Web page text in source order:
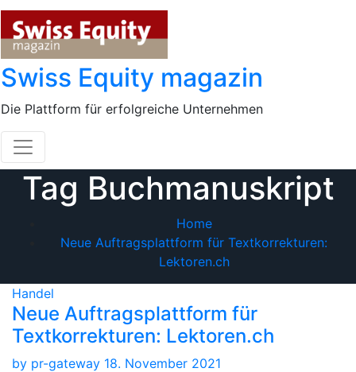
Skip
content
Swiss Equity magazin
Die Plattform für erfolgreiche Unternehmen
Tag Buchmanuskript
Home
Neue Auftragsplattform für Textkorrekturen:
Lektoren.ch
Handel
Neue Auftragsplattform für
Textkorrekturen: Lektoren.ch
by pr-gateway 18. November 2021